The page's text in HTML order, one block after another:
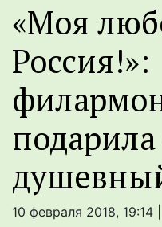
«Моя
Россия!»:
10 февраля 2018, 19:14 |